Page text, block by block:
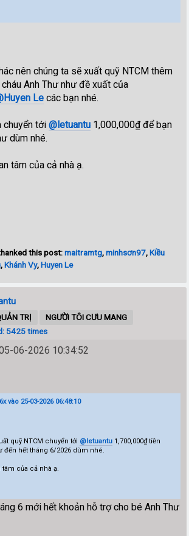
nên chúng ta sẽ xuất quỹ NTCM thêm
Anh Thư như đề xuất của
Le các bạn nhé.
chuyển tới@letuantu 1,000,000₫ để bạn
dùm nhé.
tâm của cả nhà ạ.
this post:maitramtg,minhsơn97,Kiều
,Khánh Vy,Huyen Le
TRỊ
NGƯỜI TÔI CƯU MANG
5425 times
06-2026 10:34:52
vào 25-03-2026 06:48:10
quỹ NTCM chuyển tới @letuantu1,700,000₫ tiền
đến hết tháng 6/2026 dùm nhé.
của cả nhà ạ.
6 mới hết khoản hỗ trợ cho bé Anh Thư